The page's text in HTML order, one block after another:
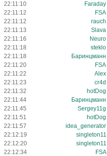
22:11:10
Faraday
22:11:12
FSA
22:11:12
rauch
22:11:13
Slava
22:11:16
Neuro
22:11:18
steklo
22:11:18
Баринцманн
22:11:20
FSA
22:11:22
Alex
22:11:23
cr4d
22:11:32
hotDog
22:11:44
Баринцманн
22:11:45
Sergey11g
22:11:51
hotDog
22:11:57
idea_generator
22:12:19
singleton11
22:12:20
singleton11
22:12:34
FSA